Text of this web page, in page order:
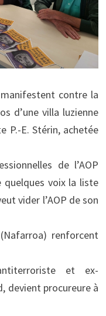
contre la
d’une villa luzienne
P.-E. Stérin, achetée
de l’AOP
quelques voix la liste
vider l’AOP de son
renforcent
et ex-
devient procureure à